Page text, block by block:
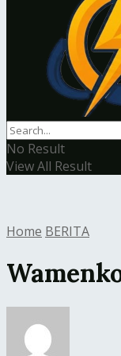
No Result
View All Result
Home BERITA